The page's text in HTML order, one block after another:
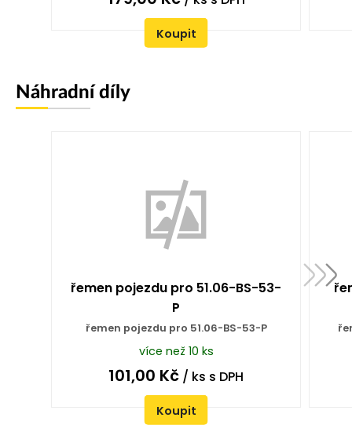
Koupit
Náhradní díly
řemen pojezdu pro 51.06-BS-53-
P
řemen pojezdu pro 51.06-BS-53-P
více než 10 ks
101,00 Kč / ks s DPH
Koupit